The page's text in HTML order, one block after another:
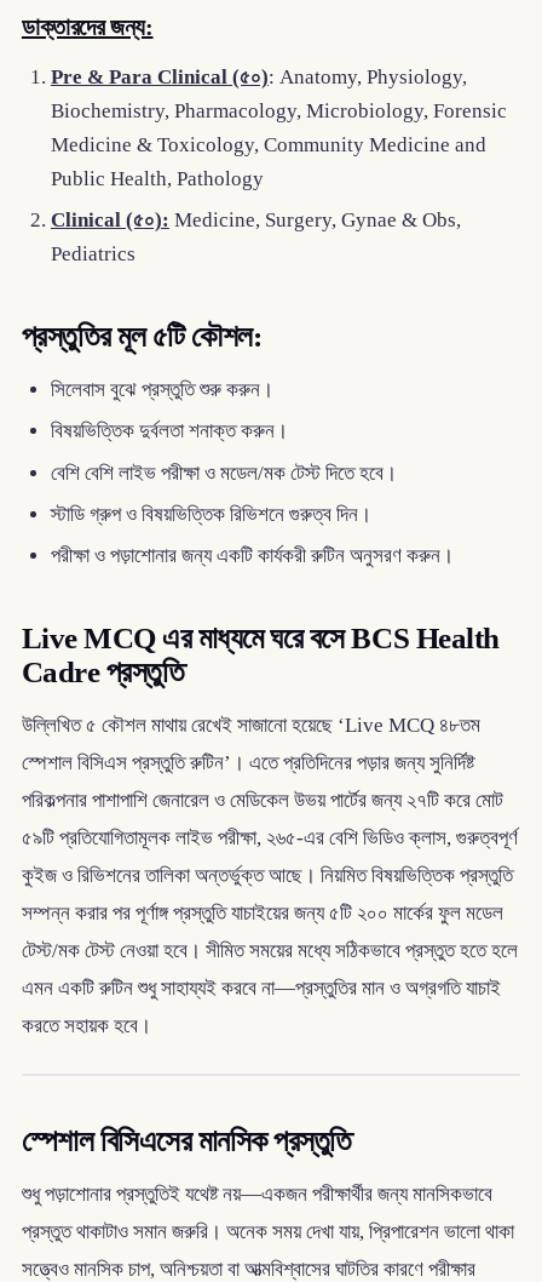
ডাক্তারদের জন্য:
Pre & Para Clinical (৫০): Anatomy, Physiology,
Biochemistry, Pharmacology, Microbiology, Forensic
Medicine & Toxicology, Community Medicine and
Public Health, Pathology
Clinical (৫০): Medicine, Surgery, Gynae & Obs,
Pediatrics
প্রস্তুতির মূল ৫টি কৌশল:
সিলেবাস বুঝে প্রস্তুতি শুরু করুন।
বিষয়ভিত্তিক দুর্বলতা শনাক্ত করুন।
বেশি বেশি লাইভ পরীক্ষা ও মডেল/মক টেস্ট দিতে হবে।
স্টাডি গ্রুপ ও বিষয়ভিত্তিক রিভিশনে গুরুত্ব দিন।
পরীক্ষা ও পড়াশোনার জন্য একটি কার্যকরী রুটিন অনুসরণ করুন।
Live MCQ এর মাধ্যমে ঘরে বসে BCS Health
Cadre প্রস্তুতি
উল্লিখিত ৫ কৌশল মাথায় রেখেই সাজানো হয়েছে ‘Live MCQ ৪৮তম
স্পেশাল বিসিএস প্রস্তুতি রুটিন’। এতে প্রতিদিনের পড়ার জন্য সুনির্দিষ্ট
পরিকল্পনার পাশাপাশি জেনারেল ও মেডিকেল উভয় পার্টের জন্য ২৭টি করে মোট
৫৯টি প্রতিযোগিতামূলক লাইভ পরীক্ষা, ২৬৫-এর বেশি ভিডিও ক্লাস, গুরুত্বপূর্ণ
কুইজ ও রিভিশনের তালিকা অন্তর্ভুক্ত আছে। নিয়মিত বিষয়ভিত্তিক প্রস্তুতি
সম্পন্ন করার পর পূর্ণাঙ্গ প্রস্তুতি যাচাইয়ের জন্য ৫টি ২০০ মার্কের ফুল মডেল
টেস্ট/মক টেস্ট নেওয়া হবে। সীমিত সময়ের মধ্যে সঠিকভাবে প্রস্তুত হতে হলে
এমন একটি রুটিন শুধু সাহায্যই করবে না—প্রস্তুতির মান ও অগ্রগতি যাচাই
করতে সহায়ক হবে।
স্পেশাল বিসিএসের মানসিক প্রস্তুতি
শুধু পড়াশোনার প্রস্তুতিই যথেষ্ট নয়—একজন পরীক্ষার্থীর জন্য মানসিকভাবে
প্রস্তুত থাকাটাও সমান জরুরি। অনেক সময় দেখা যায়, প্রিপারেশন ভালো থাকা
সত্ত্বেও মানসিক চাপ, অনিশ্চয়তা বা আত্মবিশ্বাসের ঘাটতির কারণে পরীক্ষার